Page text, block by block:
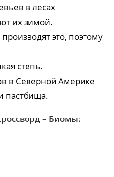
в лесах
их зимой.
это, поэтому
степь.
в Северной Америке
пастбища.
– Биомы: